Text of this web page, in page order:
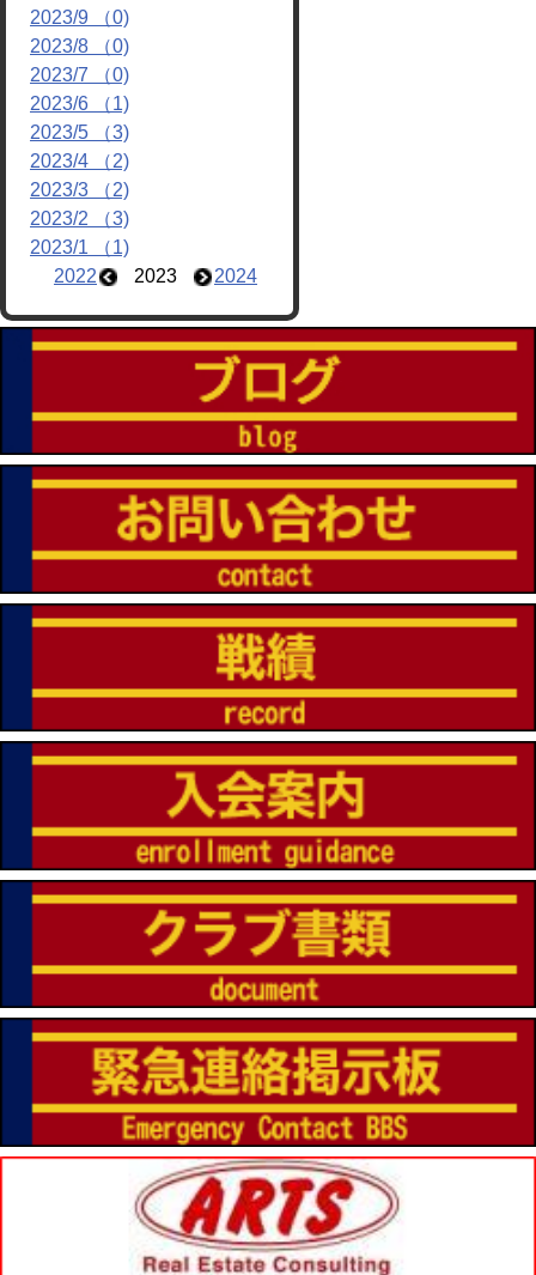
2023/9 （0)
2023/8 （0)
2023/7 （0)
2023/6 （1)
2023/5 （3)
2023/4 （2)
2023/3 （2)
2023/2 （3)
2023/1 （1)
2022
2023 2024